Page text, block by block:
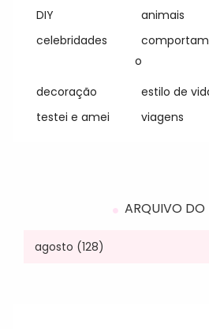
DIY animais
celebridades
o
decoração
estilo de
testei e amei
viagens
ARQUIVO DO